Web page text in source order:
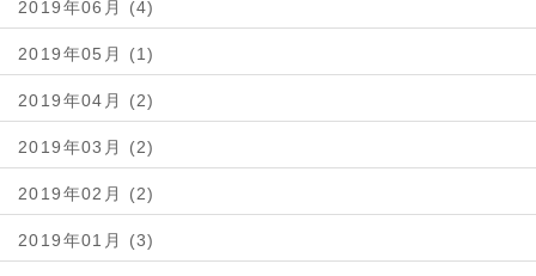
2019年06月 (4)
2019年05月 (1)
2019年04月 (2)
2019年03月 (2)
2019年02月 (2)
2019年01月 (3)